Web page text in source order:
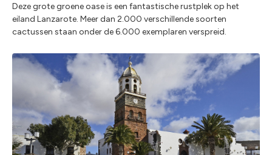
Deze grote groene oase is een fantastische rustplek op het
eiland Lanzarote. Meer dan 2.000 verschillende soorten
cactussen staan onder de 6.000 exemplaren verspreid.